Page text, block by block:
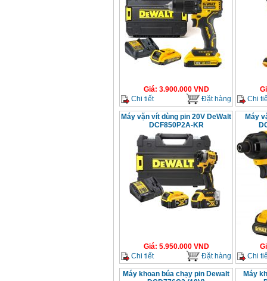
Giá: 3.900.000VND
Chi tiết
Đặt hàng
Chi
Máy vặn vít dùng pin 20V DeWalt
DCF850P2A-KR
Giá: 5.950.000VND
Chi tiết
Đặt hàng
Máy
Chi
Máy khoan búa chạy pin Dewalt
Máy